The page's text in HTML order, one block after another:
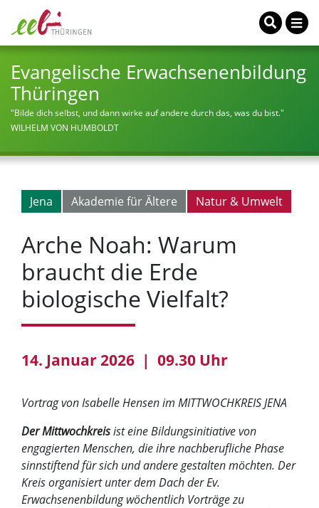
Evangelische Erwachsenenbildung
Thüringen
"Bilde dich selbst, und dann wirke auf andere durch das, was du bist."
WILHELM VON HUMBOLDT
Jena Akademie für Ältere Natur & Umwelt
Arche Noah: Warum
braucht die Erde
biologische Vielfalt?
14. Januar 2026 | 09.30 Uhr
Vortrag von Isabelle Hensen im MITTWOCHKREIS JENA
Der Mittwochkreisist eine Bildungsinitiative von
engagierten Menschen, die ihre nachberufliche Phase
sinnstiftend für sich und andere gestalten möchten. Der
Kreis organisiert unter dem Dach der Ev.
Erwachsenenbildung wöchentlich Vorträge zu